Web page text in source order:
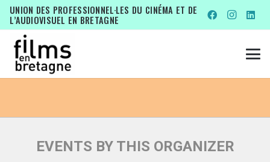
UNION DES PROFESSIONNEL·LES DU CINÉMA ET DE
L’AUDIOVISUEL EN BRETAGNE
EVENTS BY THIS ORGANIZER
VIVEMENT LUNDI !
EVENTS BY THIS ORGANIZER